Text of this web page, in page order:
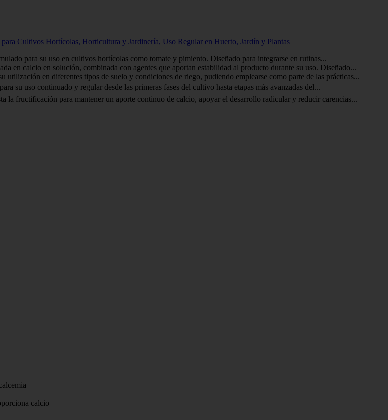
Cultivos Hortícolas, Horticultura y Jardinería, Uso Regular en Huerto, Jardín y Plantas
para su uso en cultivos hortícolas como tomate y pimiento. Diseñado para integrarse en rutinas...
en calcio en solución, combinada con agentes que aportan estabilidad al producto durante su uso. Diseñado...
en diferentes tipos de suelo y condiciones de riego, pudiendo emplearse como parte de las prácticas...
su uso continuado y regular desde las primeras fases del cultivo hasta etapas más avanzadas del...
la fructificación para mantener un aporte continuo de calcio, apoyar el desarrollo radicular y reducir carencias...
calcio